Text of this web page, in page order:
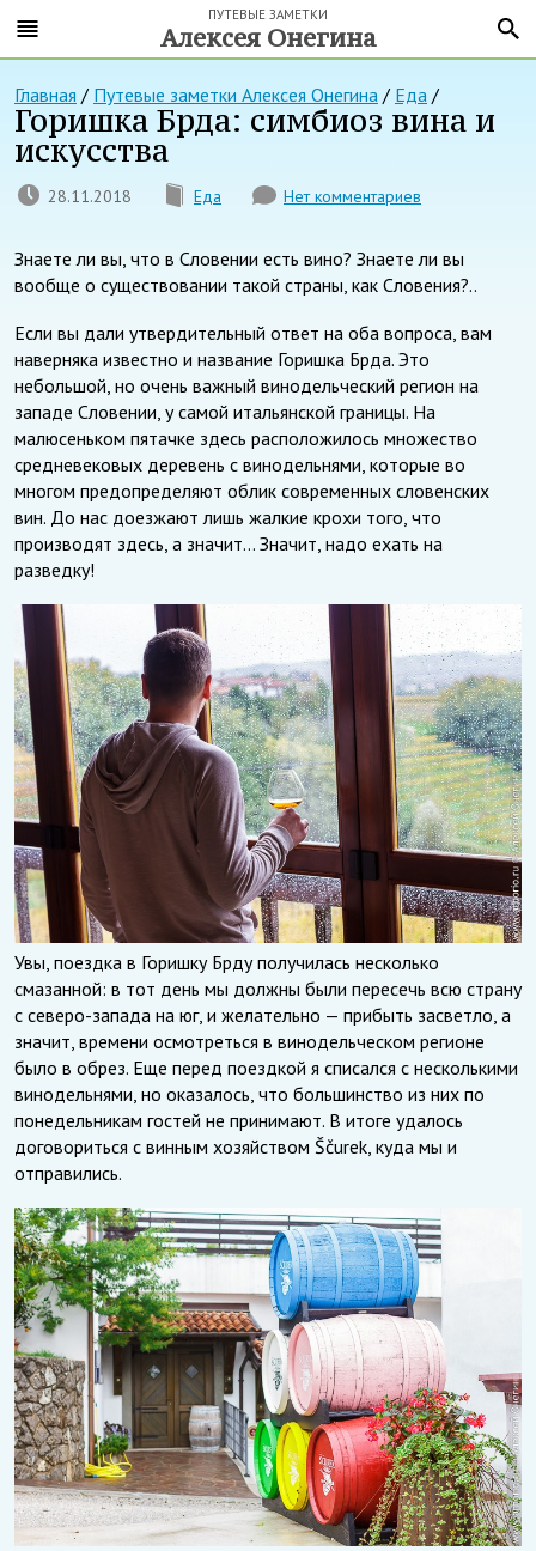
ПУТЕВЫЕ ЗАМЕТКИ
Алексея Онегина
Главная / Путевые заметки Алексея Онегина / Еда /
Горишка Брда: симбиоз вина и
искусства
28.11.2018 Еда Нет комментариев
Знаете ли вы, что в Словении есть вино? Знаете ли вы
вообще о существовании такой страны, как Словения?..
Если вы дали утвердительный ответ на оба вопроса, вам
наверняка известно и название Горишка Брда. Это
небольшой, но очень важный винодельческий регион на
западе Словении, у самой итальянской границы. На
малюсеньком пятачке здесь расположилось множество
средневековых деревень с винодельнями, которые во
многом предопределяют облик современных словенских
вин. До нас доезжают лишь жалкие крохи того, что
производят здесь, а значит… Значит, надо ехать на
разведку!
Увы, поездка в Горишку Брду получилась несколько
смазанной: в тот день мы должны были пересечь всю страну
с северо-запада на юг, и желательно — прибыть засветло, а
значит, времени осмотреться в винодельческом регионе
было в обрез. Еще перед поездкой я списался с несколькими
винодельнями, но оказалось, что большинство из них по
понедельникам гостей не принимают. В итоге удалось
договориться с винным хозяйством Ščurek, куда мы и
отправились.